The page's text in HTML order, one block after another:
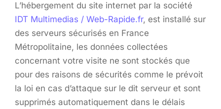
L’hébergement du site internet par la société
IDT Multimedias / Web-Rapide.fr, est installé sur
des serveurs sécurisés en France
Métropolitaine, les données collectées
concernant votre visite ne sont stockés que
pour des raisons de sécurités comme le prévoit
la loi en cas d’attaque sur le dit serveur et sont
supprimés automatiquement dans le délais